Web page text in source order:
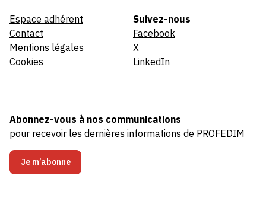
Espace adhérent
Contact
Mentions légales
Cookies
Suivez-nous
Facebook
X
LinkedIn
Abonnez-vous à nos communications
pour recevoir les dernières informations de PROFEDIM
Je m’abonne